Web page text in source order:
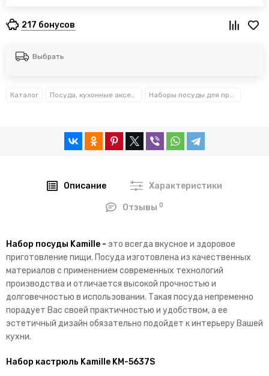
217 бонусов
Выбрать
Каталог Посуда, кухонные аксессуары и принадлежности TM Kamille TM Ofenbach Наборы посуды для приготовления Kamille™, Ofenbach™
Описание Характеристики
Отзывы0
Набор посуды Kamille - это всегда вкусное и здоровое
приготовление пищи. Посуда изготовлена из качественных
материалов с применением современных технологий
производства и отличается высокой прочностью и
долговечностью в использовании. Такая посуда непременно
порадует Вас своей практичностью и удобством, а ее
эстетичный дизайн обязательно подойдет к интерьеру Вашей
кухни.
Набор кастрюль Kamille KM-5637S